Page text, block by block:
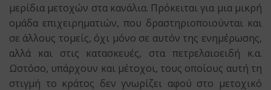
μερίδια μετοχών στα κανάλια. Πρόκειται για μια μικρή
ομάδα επιχειρηματιών, που δραστηριοποιούνται και
σε άλλους τομείς, όχι μόνο σε αυτόν της ενημέρωσης,
αλλά και στις κατασκευές, στα πετρελαιοειδή κ.α.
Ωστόσο, υπάρχουν και μέτοχοι, τους οποίους αυτή τη
στιγμή το κράτος δεν γνωρίζει αφού στο μετοχικό